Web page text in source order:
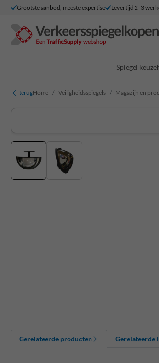
Grootste aanbod, meeste expertise Levertijd 2 -3
Spiegel
terugHome Veiligheidsspiegels Magazijn en
Gerelateerde producten Gerelateerde